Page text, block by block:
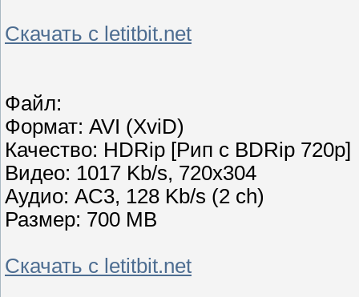
Скачать с letitbit.net
Файл:
Формат: AVI (XviD)
Качество: HDRip [Рип с BDRip 720p]
Видео: 1017 Kb/s, 720x304
Аудио: AC3, 128 Kb/s (2 ch)
Размер: 700 MB
Скачать с letitbit.net